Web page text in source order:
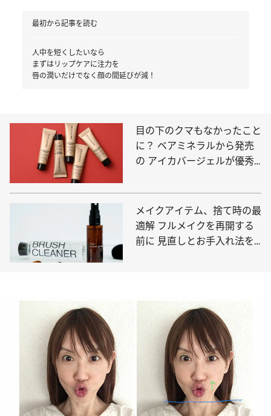
最初から記事を読む
人中を短くしたいなら
まずはリップケアに注力を
唇の潤いだけでなく顔の間延びが減！
目の下のクマもなかったこと
に？ ベアミネラルから発売
の アイカバージェルが優秀
メイクアイテム、捨て時の最
適解 フルメイクを再開する
前に 見直しとお手入れ法を